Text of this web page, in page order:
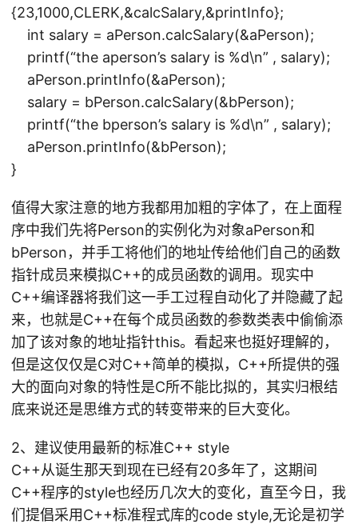
{23,1000,CLERK,&calcSalary,&printInfo};
int salary = aPerson.calcSalary(&aPerson);
printf(“the aperson’s salary is %d\n” , salary);
aPerson.printInfo(&aPerson);
salary = bPerson.calcSalary(&bPerson);
printf(“the bperson’s salary is %d\n” , salary);
aPerson.printInfo(&bPerson);
}
值得大家注意的地方我都用加粗的字体了，在上面程
序中我们先将Person的实例化为对象aPerson和
bPerson，并手工将他们的地址传给他们自己的函数
指针成员来模拟C++的成员函数的调用。现实中
C++编译器将我们这一手工过程自动化了并隐藏了起
来，也就是C++在每个成员函数的参数类表中偷偷添
加了该对象的地址指针this。看起来也挺好理解的，
但是这仅仅是C对C++简单的模拟，C++所提供的强
大的面向对象的特性是C所不能比拟的，其实归根结
底来说还是思维方式的转变带来的巨大变化。
2、建议使用最新的标准C++ style
C++从诞生那天到现在已经有20多年了，这期间
C++程序的style也经历几次大的变化，直至今日，我
们提倡采用C++标准程式库的code style,无论是初学